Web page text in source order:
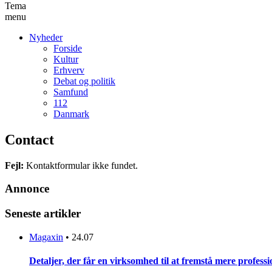
Tema
menu
Nyheder
Forside
Kultur
Erhverv
Debat og politik
Samfund
112
Danmark
Contact
Fejl: Kontaktformular ikke fundet.
Annonce
Seneste artikler
Magaxin • 24.07
Detaljer, der får en virksomhed til at fremstå mere